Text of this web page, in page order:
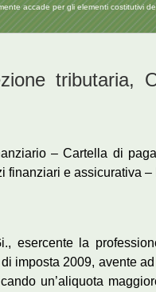
accade per gli elementi costitutivi
tributaria,
– Cartella di
finanziari e assicurativa –
esercente la
imposta 2009, avente
un’aliquota